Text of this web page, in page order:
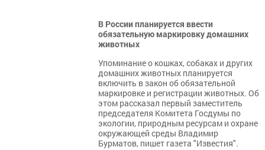
В России планируется ввести
обязательную маркировку домашних
животных
Упоминание о кошках, собаках и других
домашних животных планируется
включить в закон об обязательной
маркировке и регистрации животных. Об
этом рассказал первый заместитель
председателя Комитета Госдумы по
экологии, природным ресурсам и охране
окружающей среды Владимир
Бурматов, пишет газета "Известия".